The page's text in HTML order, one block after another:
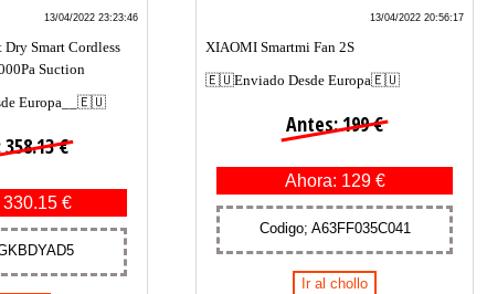
13/04/2022 23:23:46
Smart Cordless
Suction
Europa__🇪🇺
€
€
13/04/2022 20:56:17
XIAOMI Smartmi Fan 2S
🇪🇺Enviado Desde Europa🇪🇺
Antes: 199 €
Ahora: 129 €
Codigo; A63FF035C041
Ir al chollo